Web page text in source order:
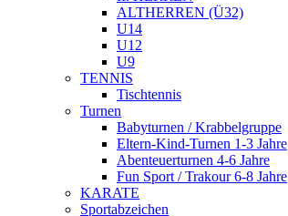
ALTHERREN (Ü32)
U14
U12
U9
TENNIS
Tischtennis
Turnen
Babyturnen / Krabbelgruppe
Eltern-Kind-Turnen 1-3 Jahre
Abenteuerturnen 4-6 Jahre
Fun Sport / Trakour 6-8 Jahre
KARATE
Sportabzeichen